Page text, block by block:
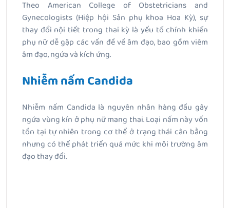
Theo American College of Obstetricians and
Gynecologists (Hiệp hội Sản phụ khoa Hoa Kỳ), sự
thay đổi nội tiết trong thai kỳ là yếu tố chính khiến
phụ nữ dễ gặp các vấn đề về âm đạo, bao gồm viêm
âm đạo, ngứa và kích ứng.
Nhiễm nấm Candida
Nhiễm nấm Candida là nguyên nhân hàng đầu gây
ngứa vùng kín ở phụ nữ mang thai. Loại nấm này vốn
tồn tại tự nhiên trong cơ thể ở trạng thái cân bằng
nhưng có thể phát triển quá mức khi môi trường âm
đạo thay đổi.